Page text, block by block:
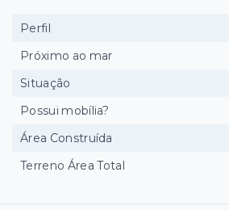
Perfil
Próximo ao mar
Situação
Possui mobília?
Área Construída
Terreno Área Total